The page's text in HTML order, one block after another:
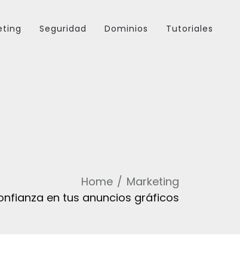
Seguridad Dominios Tutoriales
Home
Marketing
en tus anuncios gráficos